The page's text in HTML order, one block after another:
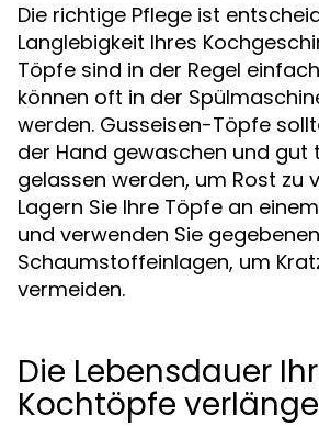
Die richtige Pflege ist
Langlebigkeit Ihres
Töpfe sind in der Regel
können oft in der
werden. Gusseisen-Töpfe
der Hand gewaschen und gut
gelassen werden, um Rost zu
Lagern Sie Ihre Töpfe an
und verwenden Sie
Schaumstoffeinlagen, um
vermeiden.
Die Lebensdauer
Kochtöpfe